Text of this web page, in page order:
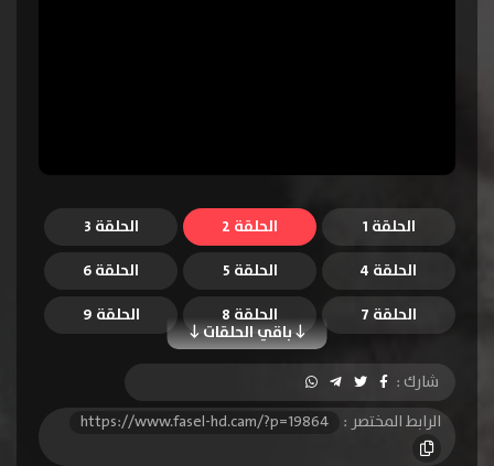
الحلقة 1 الحلقة 2
الحلقة 3
الحلقة 4
الحلقة 5 الحلقة 6
باقي الحلقات
الحلقة 7 الحلقة 8
الحلقة 9
الحلقة 10
الحلقة 11
الحلقة 13
شارك :
الرابط المختصر :
https://www.fasel-hd.cam/?p=19864